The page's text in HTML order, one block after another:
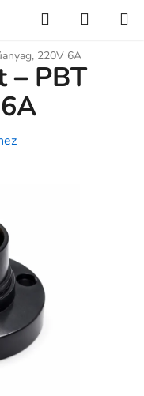
KeresésKOSÁR
220V 6A
– PBT